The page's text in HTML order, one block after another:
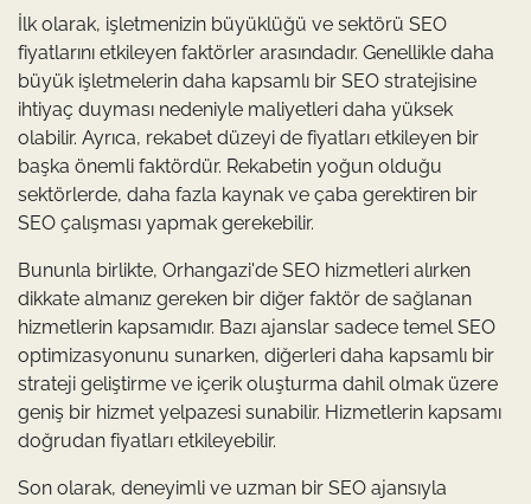
İlk olarak, işletmenizin büyüklüğü ve sektörü SEO
fiyatlarını etkileyen faktörler arasındadır. Genellikle daha
büyük işletmelerin daha kapsamlı bir SEO stratejisine
ihtiyaç duyması nedeniyle maliyetleri daha yüksek
olabilir. Ayrıca, rekabet düzeyi de fiyatları etkileyen bir
başka önemli faktördür. Rekabetin yoğun olduğu
sektörlerde, daha fazla kaynak ve çaba gerektiren bir
SEO çalışması yapmak gerekebilir.
Bununla birlikte, Orhangazi'de SEO hizmetleri alırken
dikkate almanız gereken bir diğer faktör de sağlanan
hizmetlerin kapsamıdır. Bazı ajanslar sadece temel SEO
optimizasyonunu sunarken, diğerleri daha kapsamlı bir
strateji geliştirme ve içerik oluşturma dahil olmak üzere
geniş bir hizmet yelpazesi sunabilir. Hizmetlerin kapsamı
doğrudan fiyatları etkileyebilir.
Son olarak, deneyimli ve uzman bir SEO ajansıyla